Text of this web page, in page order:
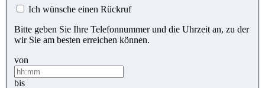
Ich wünsche einen Rückruf
Bitte geben Sie Ihre Telefonnummer und die Uhrzeit an, zu der
wir Sie am besten erreichen können.
von
bis